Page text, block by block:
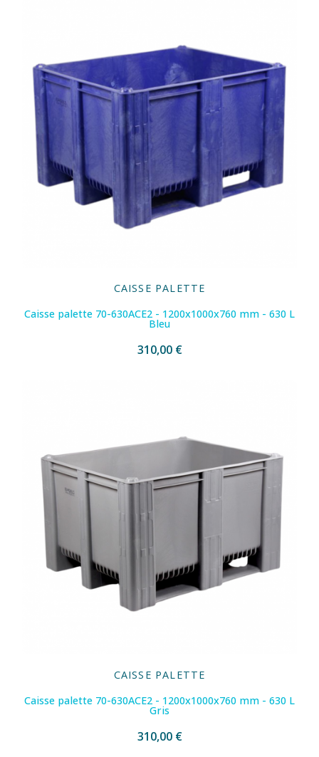
CAISSE PALETTE
Caisse palette 70-630ACE2 - 1200x1000x760 mm - 630 L
Bleu
310,00 €
CAISSE PALETTE
Caisse palette 70-630ACE2 - 1200x1000x760 mm - 630 L
Gris
310,00 €